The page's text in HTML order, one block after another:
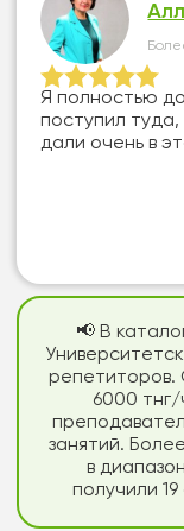
Я полностью
поступил
дали очень в
📢 В
репетиторов.
6000 тнг/
занятий.
в
получили